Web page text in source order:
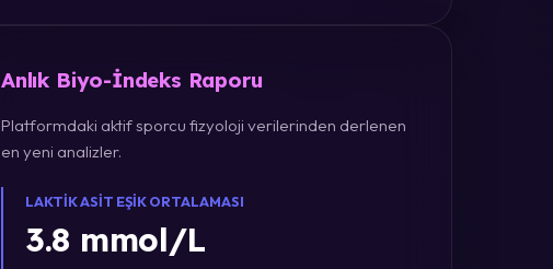
Anlık Biyo-İndeks Raporu
Platformdaki aktif sporcu fizyoloji verilerinden derlenen
en yeni analizler.
LAKTIK ASIT EŞIK ORTALAMASI
3.8 mmol/L